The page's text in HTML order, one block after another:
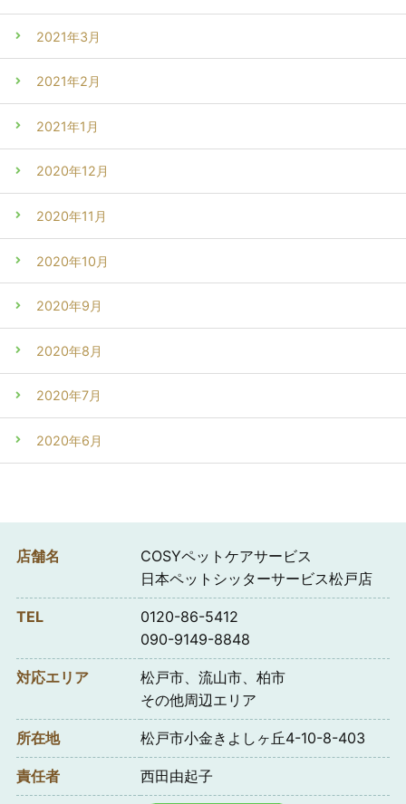
2021年3月
2021年2月
2021年1月
2020年12月
2020年11月
2020年10月
2020年9月
2020年8月
2020年7月
2020年6月
店舗名
COSYペットケアサービス
日本ペットシッターサービス松戸店
TEL
0120-86-5412
090-9149-8848
対応エリア
松戸市、流山市、柏市
その他周辺エリア
所在地 松戸市小金きよしヶ丘4-10-8-403
責任者 西田由起子